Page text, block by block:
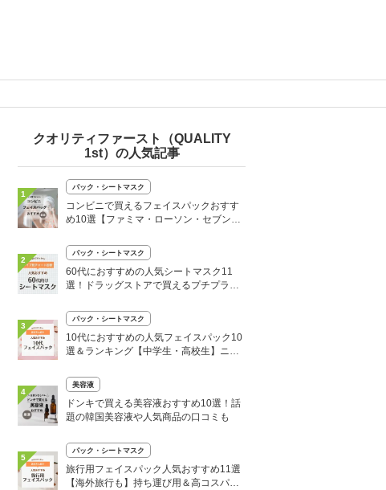
クオリティファースト（QUALITY
1st）の人気記事
1
パック・シートマスク
コンビニで買えるフェイスパックおすす
め10選【ファミマ・ローソン・セブン】
2
パック・シートマスク
60代におすすめの人気シートマスク11
選！ドラッグストアで買えるプチプラ・
3
パック・シートマスク
10代におすすめの人気フェイスパック10
選＆ランキング【中学生・高校生】ニキ
4
美容液
ドンキで買える美容液おすすめ10選！話
題の韓国美容液や人気商品の口コミも
5
パック・シートマスク
旅行用フェイスパック人気おすすめ11選
【海外旅行も】持ち運び用＆高コスパを